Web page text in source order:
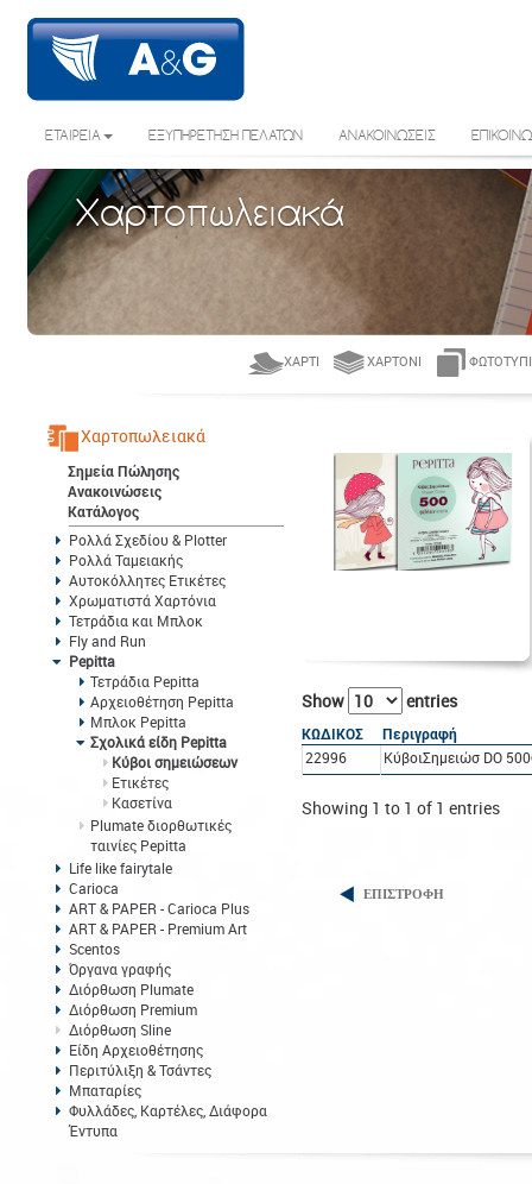
ΕΤΑΙΡΕΙΑ ΕΞΥΠΗΡΕΤΗΣΗ ΠΕΛΑΤΩΝ ΑΝΑΚΟΙΝΩΣΕΙΣ
Χαρτοπωλειακά
ΧΑΡΤΊ ΧΑΡΤΌΝΙ
Χαρτοπωλειακά
Σημεία Πώλησης
Ανακοινώσεις
Κατάλογος
Ρολλά Σχεδίου & Plotter
Ρολλά Ταμειακής
Αυτοκόλλητες Ετικέτες
Χρωματιστά Χαρτόνια
Τετράδια και Μπλοκ
Fly and Run
Pepitta
Τετράδια Pepitta
Αρχειοθέτηση Pepitta
Μπλοκ Pepitta
Σχολικά είδη Pepitta
Κύβοι σημειώσεων
Eτικέτες
Κασετίνα
Plumate διορθωτικές
ταινίες Pepitta
Life like fairytale
Carioca
ART & PAPER - Carioca Plus
ART & PAPER - Premium Art
Scentos
Όργανα γραφής
Διόρθωση Plumate
Διόρθωση Premium
Διόρθωση Sline
Είδη Αρχειοθέτησης
Περιτύλιξη & Τσάντες
Μπαταρίες
Φυλλάδες, Καρτέλες, Διάφορα
Έντυπα
Show entries
ΚΩΔΙΚΟΣ
Περιγραφή
22996
ΚύβοιΣημειώσ DO
Showing 1 to 1 of 1 entries
ΕΠΙΣΤΡΟΦΗ